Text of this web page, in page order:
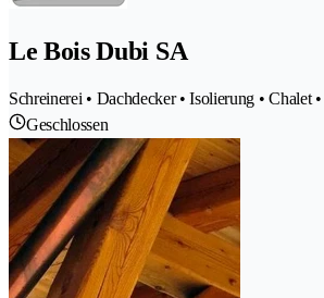
Le Bois Dubi SA
Schreinerei • Dachdecker • Isolierung • Chalet
Geschlossen